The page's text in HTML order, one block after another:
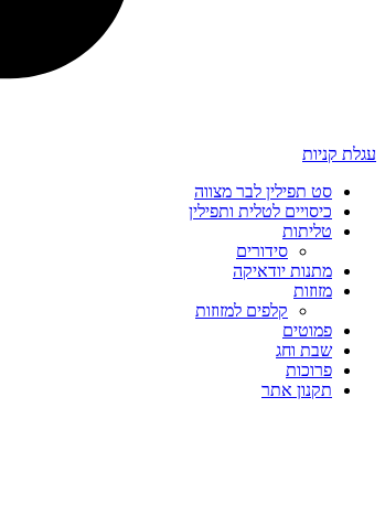
עגלת קניות
סט תפילין לבר מצווה
כיסויים לטלית ותפילין
טליתות
סידורים
מתנות יודאיקה
מזוזות
קלפים למזוזות
פמוטים
שבת וחג
פרוכות
תקנון אתר